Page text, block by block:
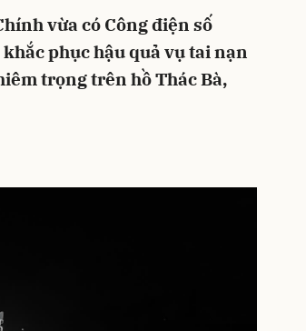
vừa có Công điện số
phục hậu quả vụ tai nạn
trọng trên hồ Thác Bà,